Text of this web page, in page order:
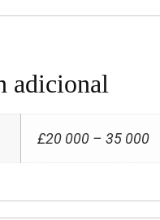
adicional
£20 000 – 35 000